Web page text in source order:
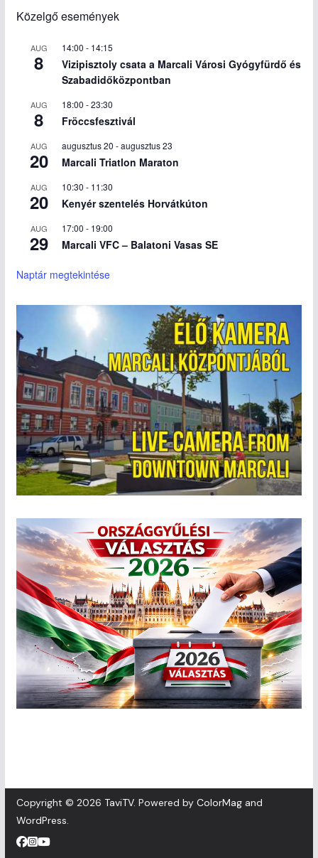
Közelgő események
AUG
8
14:00 - 14:15
Vizipisztoly csata a Marcali Városi Gyógyfürdő és
Szabadidőközpontban
AUG
8
18:00 -23:30
Fröccsfesztivál
AUG
20
augusztus 20 -augusztus 23
Marcali Triatlon Maraton
AUG
20
10:30 - 11:30
Kenyér szentelés Horvátkúton
AUG
29
17:00 - 19:00
Marcali VFC – Balatoni Vasas SE
Naptár megtekintése
Copyright © 2026 TaviTV. Powered by ColorMagand
WordPress.